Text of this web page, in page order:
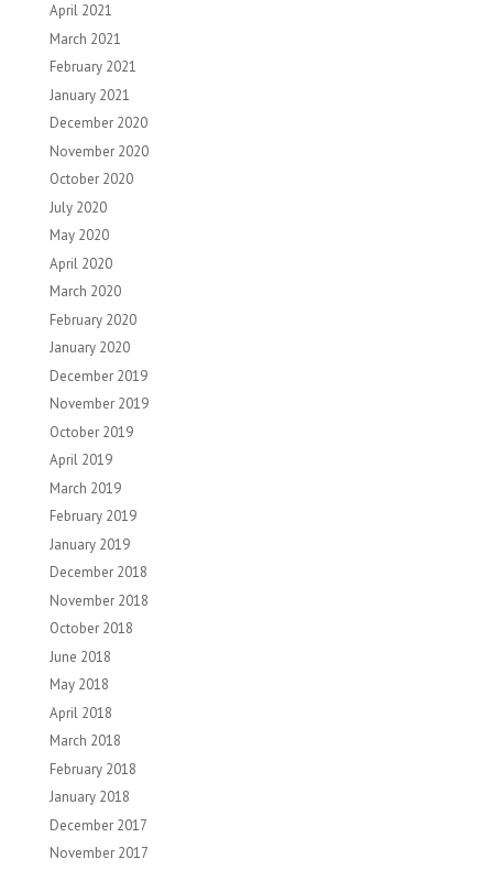
April 2021
March 2021
February 2021
January 2021
December 2020
November 2020
October 2020
July 2020
May 2020
April 2020
March 2020
February 2020
January 2020
December 2019
November 2019
October 2019
April 2019
March 2019
February 2019
January 2019
December 2018
November 2018
October 2018
June 2018
May 2018
April 2018
March 2018
February 2018
January 2018
December 2017
November 2017